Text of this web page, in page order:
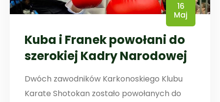
16
Maj
Kuba i Franek powołani do
szerokiej Kadry Narodowej
Dwóch zawodników Karkonoskiego Klubu
Karate Shotokan zostało powołanych do